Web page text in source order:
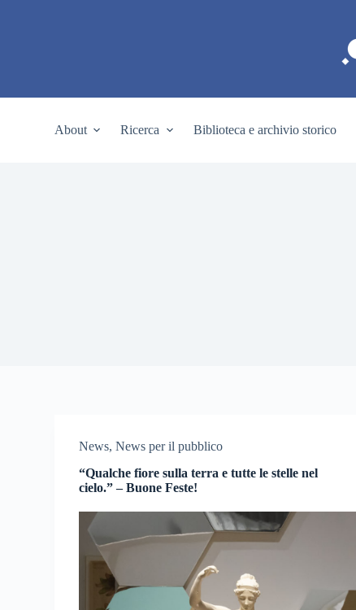
About Ricerca Biblioteca e archivio storico
News,News per il pubblico
“Qualche fiore sulla terra e tutte le stelle nel
cielo.” – Buone Feste!